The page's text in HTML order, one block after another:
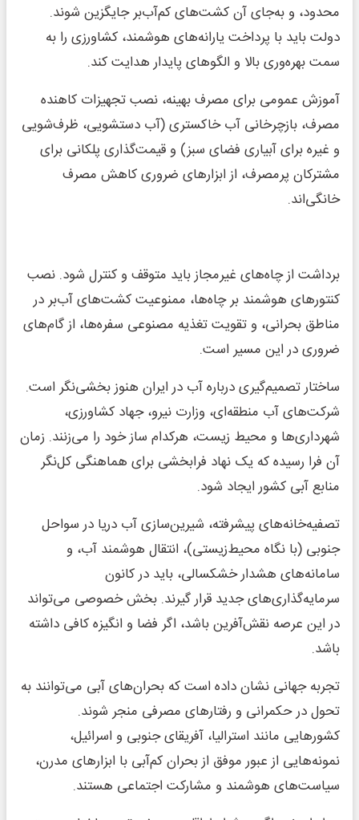
محدود، و به‌جای آن کشت‌های کم‌آب‌بر جایگزین شوند.
دولت باید با پرداخت یارانه‌های هوشمند، کشاورزی را به
سمت بهره‌وری بالا و الگوهای پایدار هدایت کند.
آموزش عمومی برای مصرف بهینه، نصب تجهیزات کاهنده
مصرف، بازچرخانی آب خاکستری (آب دستشویی، ظرف‌شویی
و غیره برای آبیاری فضای سبز) و قیمت‌گذاری پلکانی برای
مشترکان پرمصرف، از ابزارهای ضروری کاهش مصرف
خانگی‌اند.
برداشت از چاه‌های غیرمجاز باید متوقف و کنترل شود. نصب
کنتورهای هوشمند بر چاه‌ها، ممنوعیت کشت‌های آب‌بر در
مناطق بحرانی، و تقویت تغذیه مصنوعی سفره‌ها، از گام‌های
ضروری در این مسیر است.
ساختار تصمیم‌گیری درباره آب در ایران هنوز بخشی‌نگر است.
شرکت‌های آب منطقه‌ای، وزارت نیرو، جهاد کشاورزی،
شهرداری‌ها و محیط زیست، هرکدام ساز خود را می‌زنند. زمان
آن فرا رسیده که یک نهاد فرابخشی برای هماهنگی کل‌نگر
منابع آبی کشور ایجاد شود.
تصفیه‌خانه‌های پیشرفته، شیرین‌سازی آب دریا در سواحل
جنوبی (با نگاه محیط‌زیستی)، انتقال هوشمند آب، و
سامانه‌های هشدار خشکسالی، باید در کانون
سرمایه‌گذاری‌های جدید قرار گیرند. بخش خصوصی می‌تواند
در این عرصه نقش‌آفرین باشد، اگر فضا و انگیزه کافی داشته
باشد.
تجربه جهانی نشان داده است که بحران‌های آبی می‌توانند به
تحول در حکمرانی و رفتارهای مصرفی منجر شوند.
کشورهایی مانند استرالیا، آفریقای جنوبی و اسرائیل،
نمونه‌هایی از عبور موفق از بحران کم‌آبی با ابزارهای مدرن،
سیاست‌های هوشمند و مشارکت اجتماعی هستند.